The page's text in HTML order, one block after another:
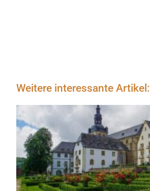
Weitere interessante Artikel: